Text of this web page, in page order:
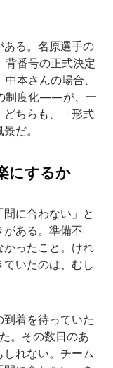
る。名原選手の
番号の正式決定
本さんの場合、
制度化——が、一
ちらも、「形式
だ。
にするか
に合わない」と
ある。準備不
ったこと。けれ
いたのは、むし
着を待っていた
。その数日のあ
れない。チーム